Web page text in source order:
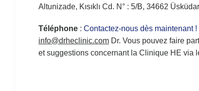
Altunizade, Kısıklı Cd. N° : 5/B, 34662
Téléphone : Contactez-nous dès maintenant !
info@drheclinic.com Dr. Vous pouvez faire
et suggestions concernant la Clinique HE via